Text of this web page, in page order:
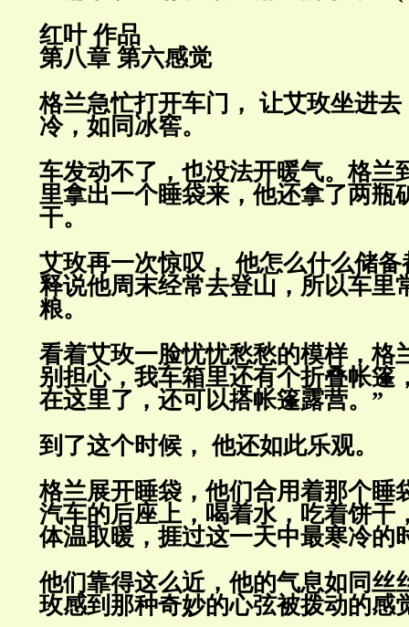
红叶 作品
第八章 第六感觉
格兰急忙打开车门， 让艾玫坐进
冷，如同冰窖。
车发动不了，也没法开暖气。格兰
里拿出一个睡袋来，他还拿了两瓶
干。
艾玫再一次惊叹， 他怎么什么储
释说他周末经常去登山，所以车里
粮。
看着艾玫一脸忧忧愁愁的模样，格
别担心，我车箱里还有个折叠帐篷
在这里了，还可以搭帐篷露营。”
到了这个时候， 他还如此乐观。
格兰展开睡袋，他们合用着那个睡
汽车的后座上，喝着水，吃着饼干
体温取暖，捱过这一天中最寒冷的
他们靠得这么近，他的气息如同丝
玫感到那种奇妙的心弦被拨动的感